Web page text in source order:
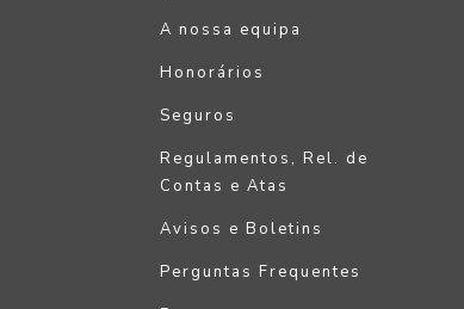
A nossa equipa
Honorários
Seguros
Regulamentos, Rel. de
Contas e Atas
Avisos e Boletins
Perguntas Frequentes